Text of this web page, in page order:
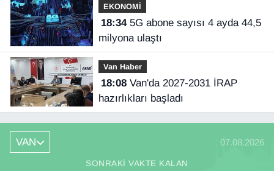
EKONOMİ
18:345G abone sayısı 4 ayda 44,5
milyona ulaştı
Van Haber
18:08Van'da 2027-2031 İRAP
hazırlıkları başladı
VAN 07.08.2026
SONRAKI VAKTE KALAN